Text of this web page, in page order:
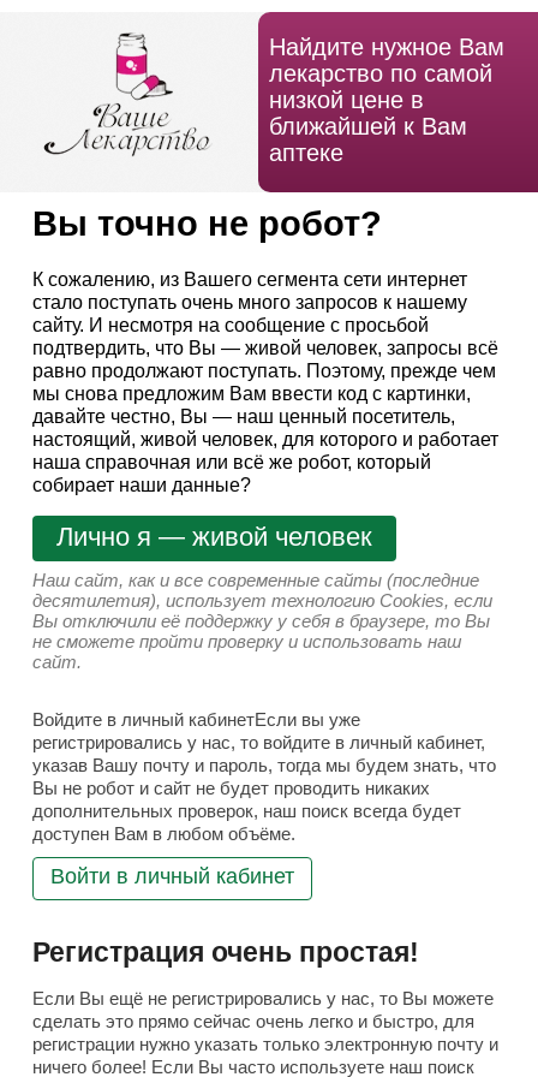
Найдите нужное Вам
лекарство по самой
низкой цене в
ближайшей к Вам
аптеке
Вы точно не робот?
К сожалению, из Вашего сегмента сети интернет
стало поступать очень много запросов к нашему
сайту. И несмотря на сообщение с просьбой
подтвердить, что Вы — живой человек, запросы всё
равно продолжают поступать. Поэтому, прежде чем
мы снова предложим Вам ввести код с картинки,
давайте честно, Вы — наш ценный посетитель,
настоящий, живой человек, для которого и работает
наша справочная или всё же робот, который
собирает наши данные?
Лично я — живой человек
Наш сайт, как и все современные сайты (последние
десятилетия), использует технологию Cookies, если
Вы отключили её поддержку у себя в браузере, то Вы
не сможете пройти проверку и использовать наш
сайт.
Войдите в личный кабинетЕсли вы уже
регистрировались у нас, то войдите в личный кабинет,
указав Вашу почту и пароль, тогда мы будем знать, что
Вы не робот и сайт не будет проводить никаких
дополнительных проверок, наш поиск всегда будет
доступен Вам в любом объёме.
Войти в личный кабинет
Регистрация очень простая!
Если Вы ещё не регистрировались у нас, то Вы можете
сделать это прямо сейчас очень легко и быстро, для
регистрации нужно указать только электронную почту и
ничего более! Если Вы часто используете наш поиск